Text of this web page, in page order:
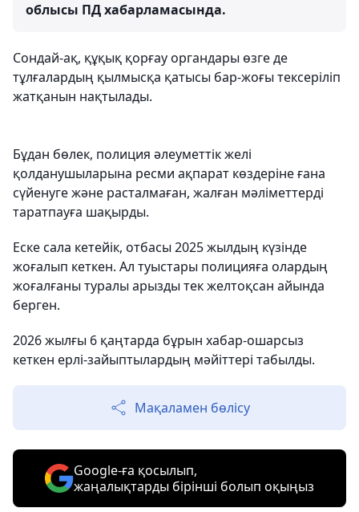
облысы ПД хабарламасында.
Сондай-ақ, құқық қорғау органдары өзге де
тұлғалардың қылмысқа қатысы бар-жоғы тексеріліп
жатқанын нақтылады.
Бұдан бөлек, полиция әлеуметтік желі
қолданушыларына ресми ақпарат көздеріне ғана
сүйенуге және расталмаған, жалған мәліметтерді
таратпауға шақырды.
Еске сала кетейік, отбасы 2025 жылдың күзінде
жоғалып кеткен. Ал туыстары полицияға олардың
жоғалғаны туралы арызды тек желтоқсан айында
берген.
2026 жылғы 6 қаңтарда бұрын хабар-ошарсыз
кеткен ерлі-зайыптылардың мәйіттері табылды.
Мақаламен бөлісу
Google-ға қосылып,
жаңалықтарды бірінші болып оқыңыз